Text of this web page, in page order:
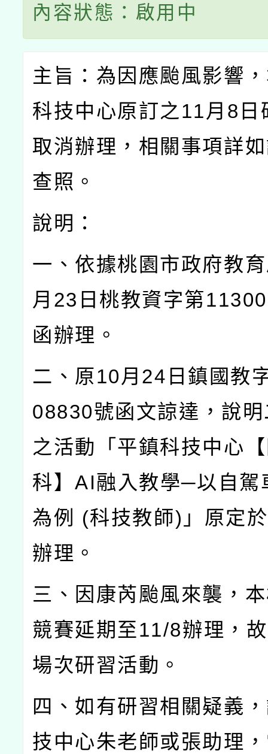
內容狀態：啟用中
主旨：為因應颱風影響
科技中心原訂之 11月 8
取消辦理，相關事項詳
查照。
說明：
一、依據桃園市政府教
月 23 日桃教資字第
函辦理。
二、原10月 24 日鎮國教
08830號函文諒達，說
之活動「平鎮科技中心
科】AI融入教學─以自駕
為例
(科技教師) 」原定於
辦理。
三、因康芮颱風來襲，
競賽延期至11/8辦理，
場次研習活動。
四、如有研習相關疑義
技中心朱老師或張助理